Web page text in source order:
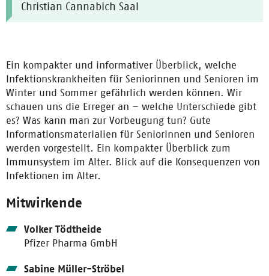
Christian Cannabich Saal
Ein kompakter und informativer Überblick, welche
Infektionskrankheiten für Seniorinnen und Senioren im
Winter und Sommer gefährlich werden können. Wir
schauen uns die Erreger an – welche Unterschiede gibt
es? Was kann man zur Vorbeugung tun? Gute
Informationsmaterialien für Seniorinnen und Senioren
werden vorgestellt. Ein kompakter Überblick zum
Immunsystem im Alter. Blick auf die Konsequenzen von
Infektionen im Alter.
Mitwirkende
Volker Tödtheide
Pfizer Pharma GmbH
Sabine Müller-Ströbel